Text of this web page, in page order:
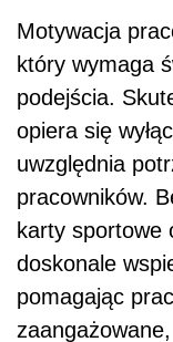
Motywacja
który wymaga
podejścia.
opiera się
uwzględnia
pracowników.
karty sportowe
doskonale
pomagając